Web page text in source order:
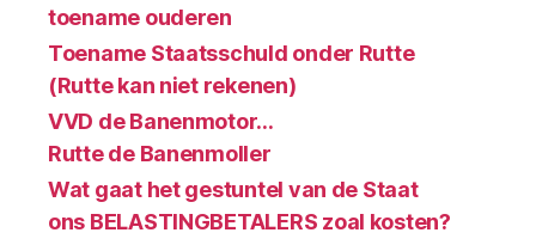
toename ouderen
Toename Staatsschuld onder Rutte
(Rutte kan niet rekenen)
VVD de Banenmotor…
Rutte de Banenmoller
Wat gaat het gestuntel van de Staat
ons BELASTINGBETALERS zoal kosten?